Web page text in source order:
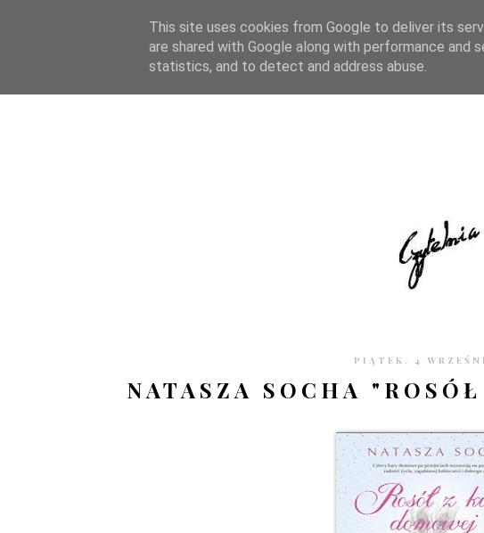
STRONA GŁÓWNA WSPÓŁPRACA RECENZJE O STRONIE
PIĄTEK, 4
NATASZA SOCHA
This site uses cookies from Google to deliver its
are shared with Google along with performance
statistics, and to detect and address abuse.